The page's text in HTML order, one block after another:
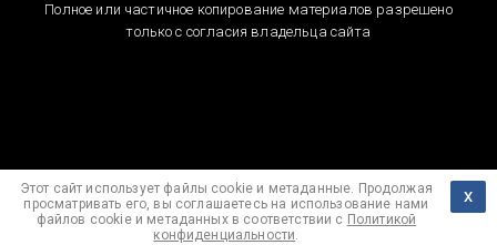
Полное или частичное копирование материалов разрешено
только с согласия владельца сайта
Megagroup.ru
Этот сайт использует файлы cookie и метаданные. Продолжая
просматривать его, вы соглашаетесь на использование нами
файлов cookie и метаданных в соответствии с Политикой
конфиденциальности.
Х